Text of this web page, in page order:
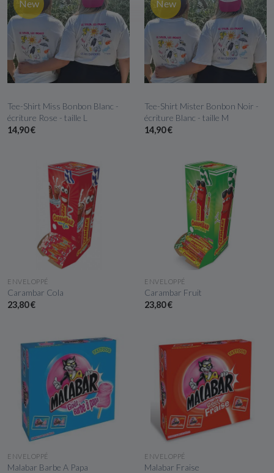
New
APERÇU RAPIDE
Tee-Shirt Miss Bonbon Blanc -
écriture Rose - taille L
14,90 €
New
APERÇU RAPIDE
Tee-Shirt Mister Bonbon Noir -
écriture Blanc - taille M
14,90 €
APERÇU RAPIDE
ENVELOPPÉ
Carambar Cola
23,80 €
APERÇU RAPIDE
ENVELOPPÉ
Carambar Fruit
23,80 €
APERÇU RAPIDE
ENVELOPPÉ
Malabar Barbe A Papa
APERÇU RAPIDE
ENVELOPPÉ
Malabar Fraise